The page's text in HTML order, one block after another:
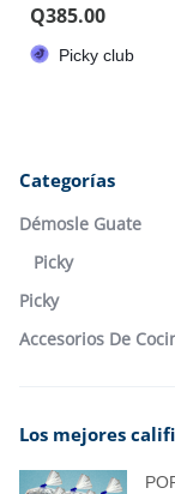
Categorías
Démosle Guate
Picky
Picky
Accesorios De
Los mejores
Q385.00
Picky club